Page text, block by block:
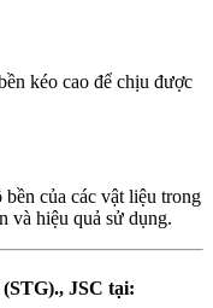
kéo cao để chịu được
của các vật liệu trong
và hiệu quả sử dụng.
JSC tại: